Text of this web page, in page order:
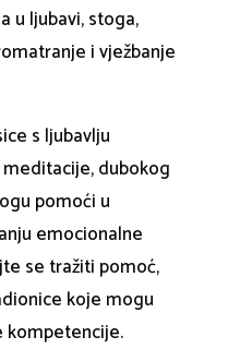
u ljubavi, stoga,
i vježbanje
s ljubavlju
dubokog
pomoći u
emocionalne
se tražiti pomoć,
koje mogu
kompetencije.